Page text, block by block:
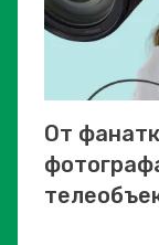
От